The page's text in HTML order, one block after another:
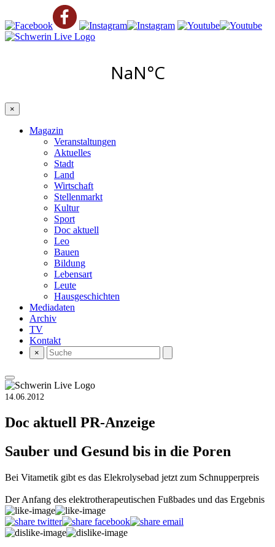
×
Magazin
Veranstaltungen
Aktuelles
Stadt
Land
Wirtschaft
Stellenmarkt
Kultur
Sport
Doc aktuell
Leo
Bauen
Bildung
Lebensart
Leute
Hausgeschichten
Mediadaten
Archiv
TV
Kontakt
×
14.06.2012
Doc aktuell PR-Anzeige
Sauber und Gesund bis in die Poren
Bei Vitametik gibt es das Elekrolysebad jetzt zum Schnupperpreis
Der Anfang des elektrotherapeutischen Fußbades und das Ergebnis